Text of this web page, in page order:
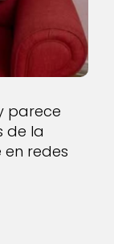
parece
de la
redes